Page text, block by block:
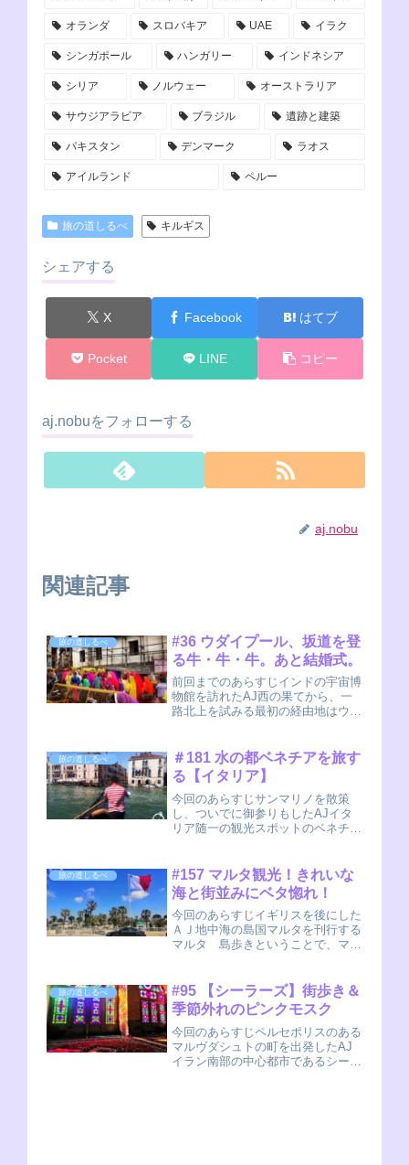
オランダ スロバキア UAE イラク
シンガポール ハンガリー インドネシア
シリア ノルウェー オーストラリア
サウジアラビア ブラジル 遺跡と建築
パキスタン デンマーク ラオス
アイルランド ペルー
旅の道しるべ キルギス
シェアする
X Facebook はてブ
Pocket LINE コピー
aj.nobuをフォローする
aj.nobu
関連記事
旅の道しるべ
#36 ウダイプール、坂道を登
る牛・牛・牛。あと結婚式。
前回までのあらすじインドの宇宙博
物館を訪れたAJ西の果てから、一
路北上を試みる最初の経由地はウダ
バードの次はウダイプールに来たん
だねAJ(nobu)ここからタージ・マハ
ルのある...
旅の道しるべ
＃181 水の都ベネチアを旅す
る【イタリア】
今回のあらすじサンマリノを散策
し、ついでに御参りもしたAJイタ
リア随一の観光スポットのベネチア
堪能だ！イタリア訪問（1回目）も
終盤になります。いよいよ水の都ベ
ネチアにやってき...
旅の道しるべ
#157 マルタ観光！きれいな
海と街並みにベタ惚れ！
今回のあらすじイギリスを後にした
ＡＪ地中海の島国マルタを刊行する
マルタ 島歩きということで、マル
なりサボテンです。ヨーロッパでは
見ることのなかった植物がいきなり
登場しました。サ...
旅の道しるべ
#95 【シーラーズ】街歩き＆
季節外れのピンクモスク
今回のあらすじペルセポリスのある
マルヴダシュトの町を出発したAJ
イラン南部の中心都市であるシーラ